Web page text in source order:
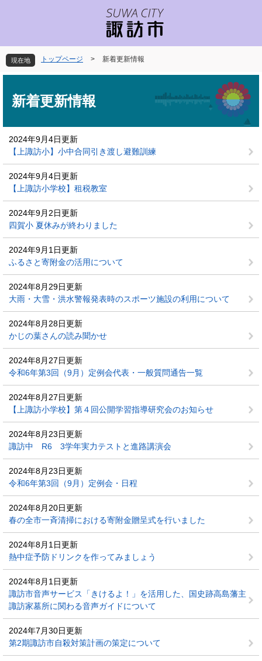
先
頭
を
飛
文
現在地 トップページ > 新着更新情報
新着更新情報
2024年9月4日更新
【上諏訪小】小中合同引き渡し避難訓練
2024年9月4日更新
【上諏訪小学校】租税教室
2024年9月2日更新
四賀小 夏休みが終わりました
2024年9月1日更新
ふるさと寄附金の活用について
2024年8月29日更新
大雨・大雪・洪水警報発表時のスポーツ施設の利用について
2024年8月28日更新
かじの葉さんの読み聞かせ
2024年8月27日更新
令和6年第3回（9月）定例会代表・一般質問通告一覧
2024年8月27日更新
【上諏訪小学校】第４回公開学習指導研究会のお知らせ
2024年8月23日更新
諏訪中 R6 3学年実力テストと進路講演会
2024年8月23日更新
令和6年第3回（9月）定例会・日程
2024年8月20日更新
春の全市一斉清掃における寄附金贈呈式を行いました
2024年8月1日更新
熱中症予防ドリンクを作ってみましょう
2024年8月1日更新
諏訪市音声サービス「きけるよ！」を活用した、国史跡高島藩主
諏訪家墓所に関わる音声ガイドについて
2024年7月30日更新
第2期諏訪市自殺対策計画の策定について